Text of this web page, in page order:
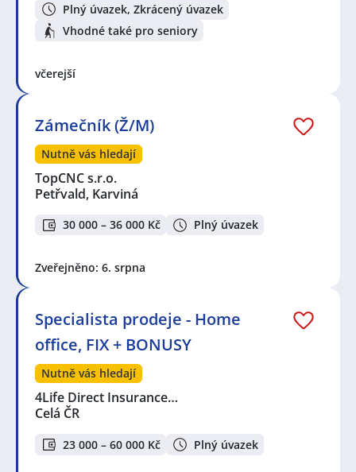
Plný úvazek, Zkrácený úvazek
Vhodné také pro seniory
včerejší
Zámečník (Ž/M)
Nutně vás hledají
TopCNC s.r.o.
Petřvald, Karviná
30 000 – 36 000 Kč Plný úvazek
Zveřejněno: 6. srpna
Specialista prodeje - Home
office, FIX + BONUSY
Nutně vás hledají
4Life Direct Insurance…
Celá ČR
23 000 – 60 000 Kč Plný úvazek